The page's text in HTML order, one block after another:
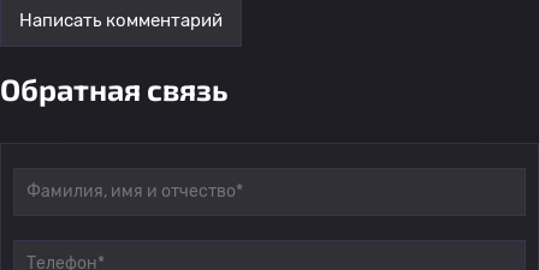
Написать комментарий
Обратная связь